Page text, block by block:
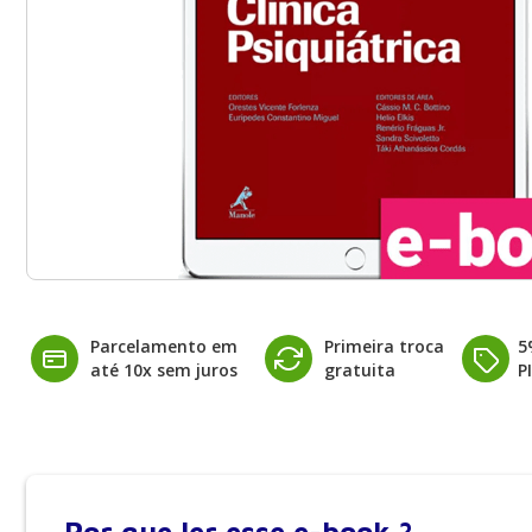
Parcelamento em
até 10x sem juros
Primeira troca
gratuita